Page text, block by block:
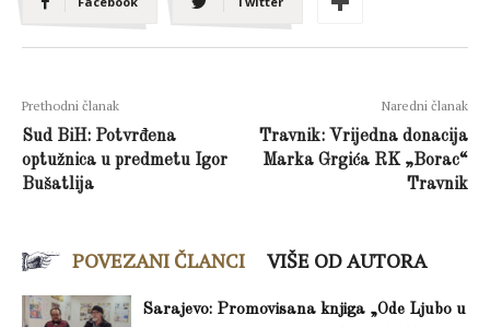
Prethodni članak
Sud BiH: Potvrđena
optužnica u predmetu Igor
Bušatlija
Naredni članak
Travnik: Vrijedna donacija
Marka Grgića RK „Borac“
Travnik
POVEZANI ČLANCI VIŠE OD AUTORA
Sarajevo: Promovisana knjiga „Ode Ljubo u